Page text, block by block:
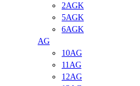
2AGK
5AGK
6AGK
AG
10AG
11AG
12AG